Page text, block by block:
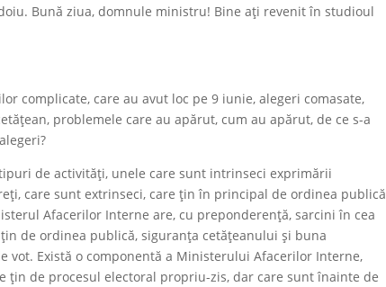
Bună ziua, domnule ministru! Bine ați revenit în studioul
complicate, care au avut loc pe 9 iunie, alegeri comasate,
problemele care au apărut, cum au apărut, de ce s-a
de activități, unele care sunt intrinseci exprimării
care sunt extrinseci, care țin în principal de ordinea publică
Afacerilor Interne are, cu preponderență, sarcini în cea
de ordinea publică, siguranța cetățeanului și buna
Există o componentă a Ministerului Afacerilor Interne,
țin de procesul electoral propriu-zis, dar care sunt înainte de